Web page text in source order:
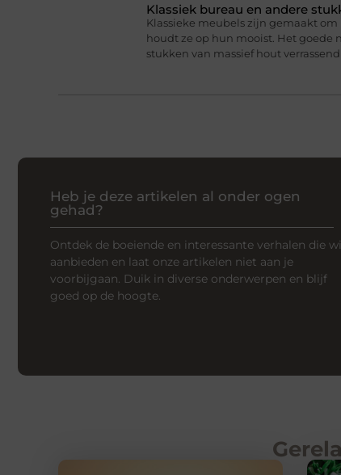
Klassiek bureau en andere
Klassieke meubels zijn gemaakt
houdt ze op hun mooist. Het goede
stukken van massief hout
Heb je deze artikelen al onder ogen
gehad?
Ontdek de boeiende en interessante verhalen die
aanbieden en laat onze artikelen niet aan je
voorbijgaan. Duik in diverse onderwerpen en blijf
goed op de hoogte.